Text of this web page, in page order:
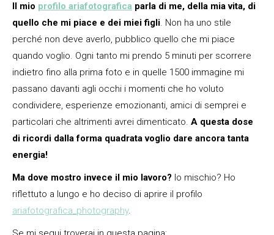
Il mio profilo ariafotografica parla di me, della mia vita, di
quello che mi piace e dei miei figli. Non ha uno stile
perché non deve averlo, pubblico quello che mi piace
quando voglio. Ogni tanto mi prendo 5 minuti per scorrere
indietro fino alla prima foto e in quelle 1500 immagine mi
passano davanti agli occhi i momenti che ho voluto
condividere, esperienze emozionanti, amici di semprei e
particolari che altrimenti avrei dimenticato. A questa dose
di ricordi dalla forma quadrata voglio dare ancora tanta
energia!
Ma dove mostro invece il mio lavoro? lo mischio? Ho
riflettuto a lungo e ho deciso di aprire il profilo
ariafotografica_photography.